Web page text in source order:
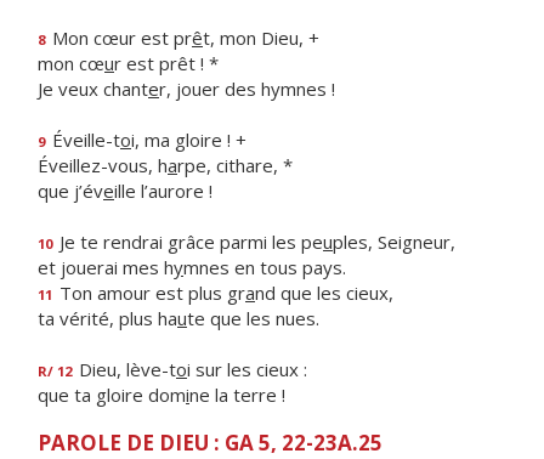
8 Mon cœur est prêt, mon Dieu, +
mon cœur est prêt ! *
Je veux chanter, jouer des hymnes !
9 Éveille-toi, ma gloire ! +
Éveillez-vous, harpe, cithare, *
que j’éveille l’aurore !
10 Je te rendrai grâce parmi les peuples, Seigneur,
et jouerai mes hymnes en tous pays.
11 Ton amour est plus grand que les cieux,
ta vérité, plus haute que les nues.
R/ 12 Dieu, lève-toi sur les cieux :
que ta gloire domine la terre !
PAROLE DE DIEU : GA 5, 22-23A.25